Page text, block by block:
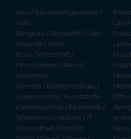
Bau / Baunebengewerbe /
Holz
Bergbau / Rohstoffe / Glas /
Keramik / Stein
Büro / Wirtschaft /
Finanzwesen / Recht /
Sicherheit
Chemie / Biotechnologie /
Lebensmittel / Kunststoffe
Elektrotechnik / Elektronik /
Telekommunikation / IT
Gesundheit / Medizin
Metall